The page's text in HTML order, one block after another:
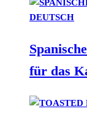
für das